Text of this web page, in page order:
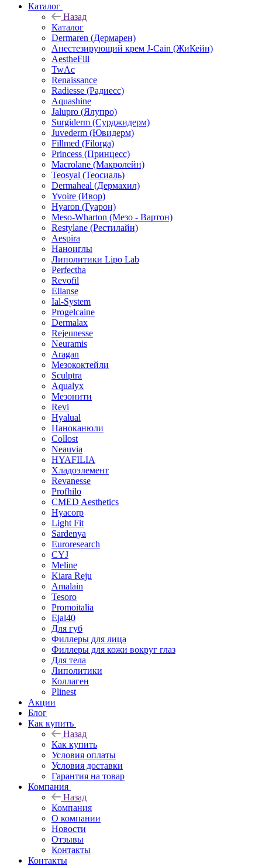
Каталог
Назад
Каталог
Dermaren (Дермарен)
Анестезирующий крем J-Cain (ЖиКейн)
AestheFill
TwAc
Renaissance
Radiesse (Радиесс)
Aquashine
Jalupro (Ялупро)
Surgiderm (Сурджидерм)
Juvederm (Ювидерм)
Fillmed (Filorga)
Princess (Принцесс)
Macrolane (Макролейн)
Teosyal (Теосиаль)
Dermaheal (Дермахил)
Yvoire (Ивор)
Hyaron (Гуарон)
Meso-Wharton (Мезо - Вартон)
Restylane (Рестилайн)
Aespira
Наноиглы
Липолитики Lipo Lab
Perfectha
Revofil
Ellanse
Ial-System
Progelcaine
Dermalax
Rejeunesse
Neuramis
Aragan
Мезококтейли
Sculptra
Aqualyx
Мезонити
Revi
Hyalual
Наноканюли
Collost
Neauvia
HYAFILIA
Хладоэлемент
Revanesse
Profhilo
CMED Aesthetics
Hyacorp
Light Fit
Sardenya
Euroresearch
CYJ
Meline
Kiara Reju
Amalain
Tesoro
Promoitalia
Ejal40
Для губ
Филлеры для лица
Филлеры для кожи вокруг глаз
Для тела
Липолитики
Коллаген
Plinest
Акции
Блог
Как купить
Назад
Как купить
Условия оплаты
Условия доставки
Гарантия на товар
Компания
Назад
Компания
О компании
Новости
Отзывы
Контакты
Контакты